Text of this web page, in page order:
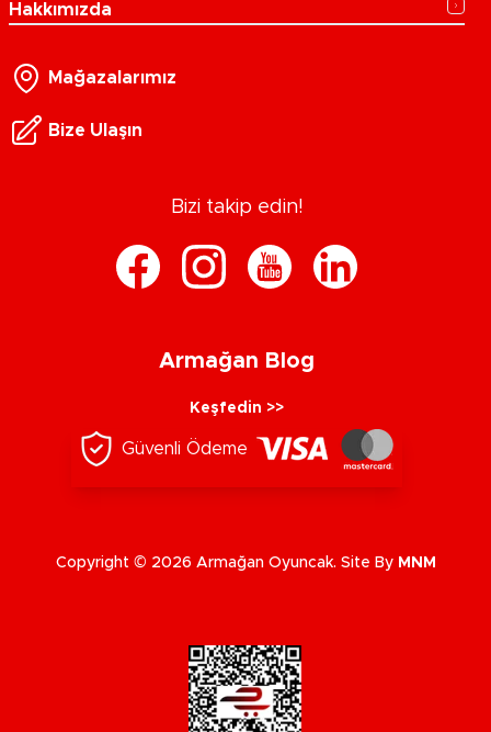
Hakkımızda
Mağazalarımız
Bize Ulaşın
Bizi takip edin!
Armağan Blog
Keşfedin >>
Güvenli Ödeme
Copyright © 2026 Armağan Oyuncak. Site By MNM